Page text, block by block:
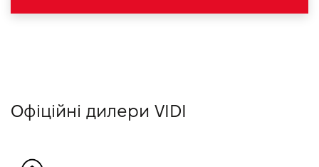
Офіційні дилери VIDI